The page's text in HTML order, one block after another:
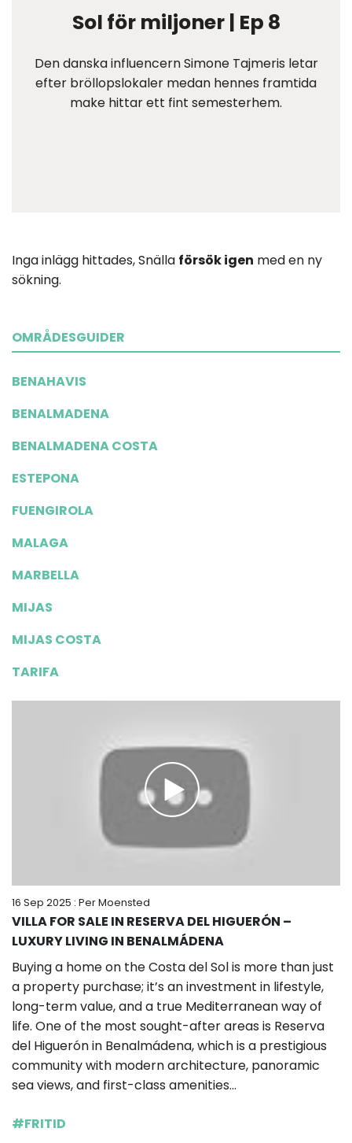
Sol för miljoner | Ep 8
Den danska influencern Simone Tajmeris letar
efter bröllopslokaler medan hennes framtida
make hittar ett fint semesterhem.
Inga inlägg hittades, Snälla försök igen med en ny
sökning.
OMRÅDESGUIDER
BENAHAVIS
BENALMADENA
BENALMADENA COSTA
ESTEPONA
FUENGIROLA
MALAGA
MARBELLA
MIJAS
MIJAS COSTA
TARIFA
16 Sep 2025 : Per Moensted
VILLA FOR SALE IN RESERVA DEL HIGUERÓN –
LUXURY LIVING IN BENALMÁDENA
Buying a home on the Costa del Sol is more than just
a property purchase; it’s an investment in lifestyle,
long-term value, and a true Mediterranean way of
life. One of the most sought-after areas is Reserva
del Higuerón in Benalmádena, which is a prestigious
community with modern architecture, panoramic
sea views, and first-class amenities...
#FRITID